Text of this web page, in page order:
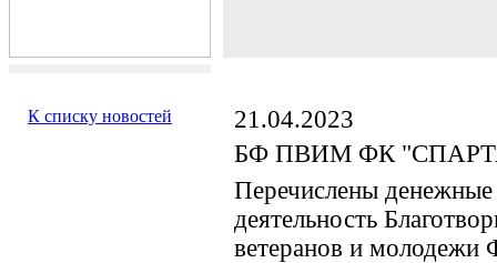
К списку новостей
21.04.2023
БФ ПВИМ ФК
Перечислены денежные
деятельность
ветеранов и